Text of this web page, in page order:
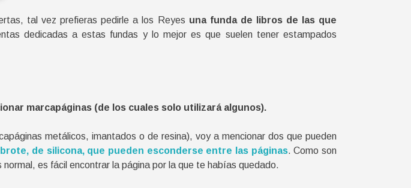
tal vez prefieras pedirle a los Reyes una funda de libros de las que
dedicadas a estas fundas y lo mejor es que suelen tener estampados
marcapáginas (de los cuales solo utilizará algunos).
metálicos, imantados o de resina), voy a mencionar dos que pueden
de silicona, que pueden esconderse entre las páginas. Como son
es fácil encontrar la página por la que te habías quedado.